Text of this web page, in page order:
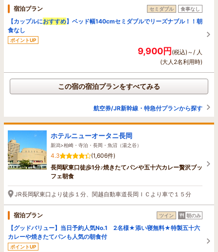
宿泊プラン セミダブル 食事なし
【カップルにおすすめ】ベッド幅140cmセミダブルでリーズナブル！！朝
食なし
ポイントUP
9,900円(税込)～/ 人
(大人2名利用時)
この宿の宿泊プランをすべてみる
航空券/JR新幹線・特急付プランから探す
ホテルニューオータニ長岡
新潟>柏崎・寺泊・長岡・魚沼（湯之谷）
4.3
(1,606件)
長岡駅東口徒歩1分♪焼きたてパンや五十六カレー贅沢ブッ
フェ朝食
JR長岡駅東口より徒歩１分、関越自動車道長岡ＩＣより車で１５分
宿泊プラン ツイン 朝のみ
【グッドバリュー】当日予約人気No.1 2名様★添い寝無料★特製五十六
カレーや焼きたてパンも人気の朝食付
ポイントUP